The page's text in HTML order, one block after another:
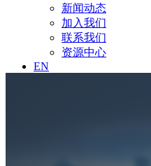
新闻动态
加入我们
联系我们
资源中心
EN